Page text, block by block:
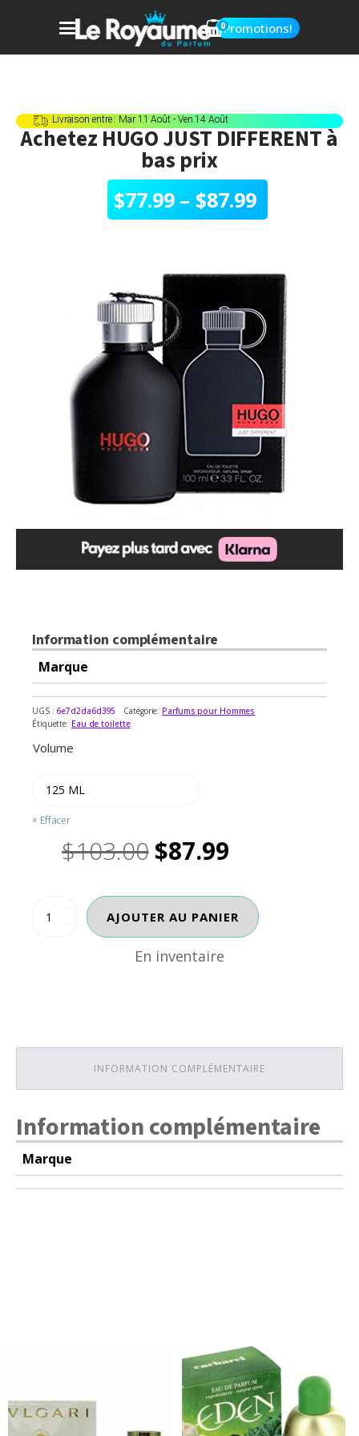
0Promotions!
Livraison entre : Mar 11 Août - Ven 14 Août
AchetezHUGO JUST DIFFERENTà
bas prix
$77.99– $87.99
Plage
$77.99
à
$87.99
Information complémentaire
Marque
UGS : 6e7d2da6d395 Catégorie: Parfums pour Hommes
Étiquette: Eau de toilette
Volume
Effacer
$103.00 Le
prix
initial
était :
$87.99Le
prix
actuel
AJOUTER AU PANIER
En inventaire
INFORMATION COMPLÉMENTAIRE
Information complémentaire
Marque